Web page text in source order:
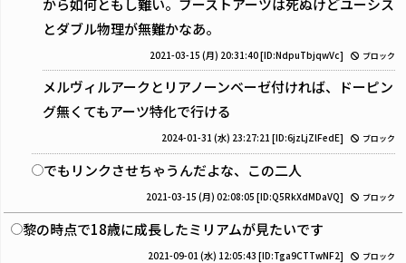
から如何ともし難い。ブーストアーツは死ぬけどユーシス
とダブル物理が無難かなあ。
2021-03-15 (月) 20:31:40[ID:NdpuTbjqwVc] ブロック
メルヴィルアークとリアノーンベーゼ付ければ、ドーピン
グ無くてもアーツ特化で行ける
2024-01-31 (水) 23:27:21 [ID:6jzLjZlFedE] ブロック
でもリンクさせちゃうんだよな、この二人
2021-03-15 (月) 02:08:05 [ID:Q5RkXdMDaVQ] ブロック
黎の時点で18歳に成長したミリアムが見たいです
2021-09-01 (水) 12:05:43 [ID:Tga9CTTwNF2] ブロック